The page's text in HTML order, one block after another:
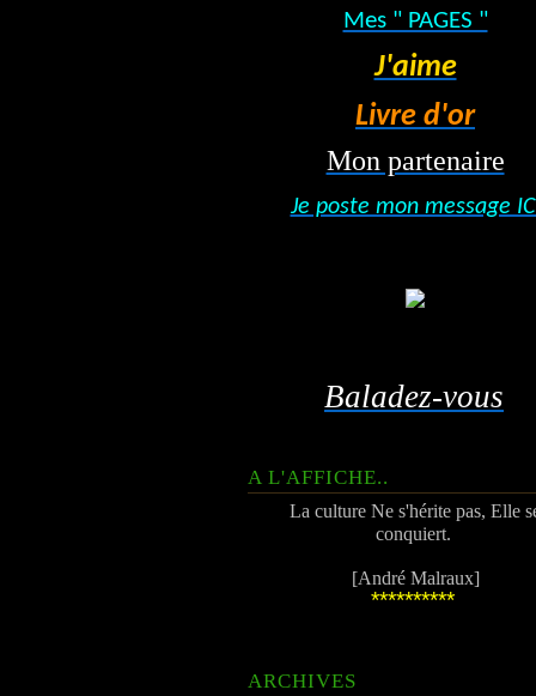
Mes " PAGES "
J'aime
Livre d'or
Mon partenaire
Je poste mon message
Baladez-vous
A L'AFFICHE..
La culture Ne s'hérite pas, Elle
conquiert.
[André Malraux]
**********
ARCHIVES